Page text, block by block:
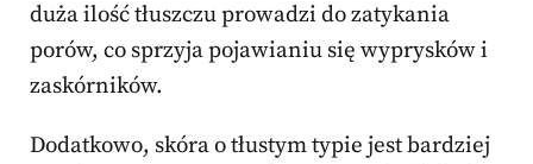
duża ilość tłuszczu prowadzi do zatykania
porów, co sprzyja pojawianiu się wyprysków i
zaskórników.
Dodatkowo, skóra o tłustym typie jest bardziej